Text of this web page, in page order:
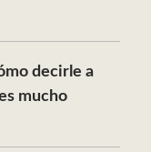
decirle a
mucho